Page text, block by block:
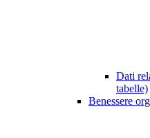
Dati
tabelle)
Benessere